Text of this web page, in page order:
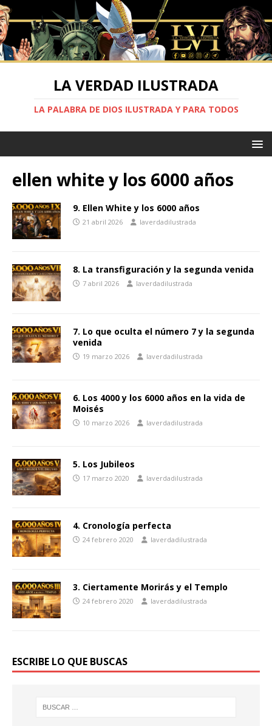
LA VERDAD ILUSTRADA
LA PALABRA DE DIOS ILUSTRADA Y PARA TODOS
ellen white y los 6000 años
9. Ellen White y los 6000 años
21 abril 2026 laverdadilustrada
8. La transfiguración y la segunda venida
7 abril 2026 laverdadilustrada
7. Lo que oculta el número 7 y la segunda
venida
19 marzo 2026 laverdadilustrada
6. Los 4000 y los 6000 años en la vida de
Moisés
10 marzo 2026 laverdadilustrada
5. Los Jubileos
17 marzo 2020 laverdadilustrada
4. Cronología perfecta
24 febrero 2020 laverdadilustrada
3. Ciertamente Morirás y el Templo
24 febrero 2020 laverdadilustrada
ESCRIBE LO QUE BUSCAS